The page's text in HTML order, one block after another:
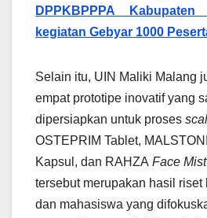
‎‎DPPKBPPPA
kegiatan Gebyar 1000
Selain itu, UIN Maliki Malang
empat prototipe inovatif yang
dipersiapkan untuk proses
OSTEPRIM Tablet,
Kapsul, dan RAHZA Face Mist
tersebut merupakan hasil riset
dan mahasiswa yang